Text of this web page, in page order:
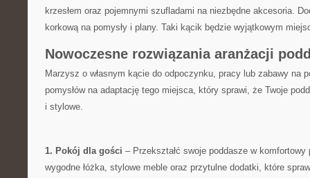
krzesłem oraz pojemnymi ⁤szufladami na⁣ niezbędne ​akcesoria.
‍korkową‍ na pomysły i plany. Taki ⁤kącik będzie ‍wyjątkowym
Nowoczesne rozwiązania⁤ aranżacji
Marzysz o własnym ⁣kącie‍ do odpoczynku, pracy lub zabawy na
⁢pomysłów ​na adaptację tego miejsca, który sprawi, że‍ Twoje
i stylowe.
1.‍ Pokój⁤ dla gości – Przekształć swoje poddasze w
wygodne łóżka, stylowe meble oraz⁢ przytulne dodatki, które